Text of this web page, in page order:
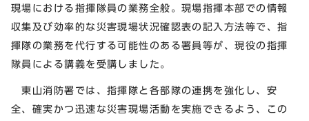
現場における指揮隊員の業務全般。現場指揮本部での情報
収集及び効率的な災害現場状況確認表の記入方法等で、指
揮隊の業務を代行する可能性のある署員等が、現役の指揮
隊員による講義を受講しました。
東山消防署では、指揮隊と各部隊の連携を強化し、安
全、確実かつ迅速な災害現場活動を実施できるよう、この